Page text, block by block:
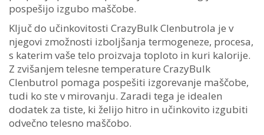
pospešijo izgubo maščobe.
Ključ do učinkovitosti CrazyBulk Clenbutrola je v
njegovi zmožnosti izboljšanja termogeneze, procesa,
s katerim vaše telo proizvaja toploto in kuri kalorije.
Z zvišanjem telesne temperature CrazyBulk
Clenbutrol pomaga pospešiti izgorevanje maščobe,
tudi ko ste v mirovanju. Zaradi tega je idealen
dodatek za tiste, ki želijo hitro in učinkovito izgubiti
odvečno telesno maščobo.